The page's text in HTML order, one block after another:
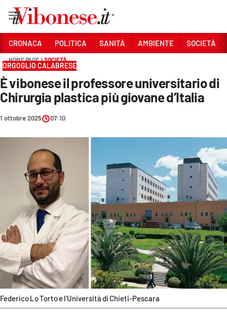
Sezioni
CRONACA
POLITICA
SANITÀ
SOCIETÀ
CULTURA
ECONOMIA E LAVORO
EVENTI
SPORT
Streaming
LAC TV
CRONACA POLITICA SANITÀ AMBIENTE SOCIETÀ
HOME PAGE SOCIETÀ
ORGOGLIO CALABRESE
È vibonese il professore universitario di
Chirurgia plastica più giovane d’Italia
Federico Lo Torto e l'Università di Chieti-Pescara
1 ottobre 2025 07:10